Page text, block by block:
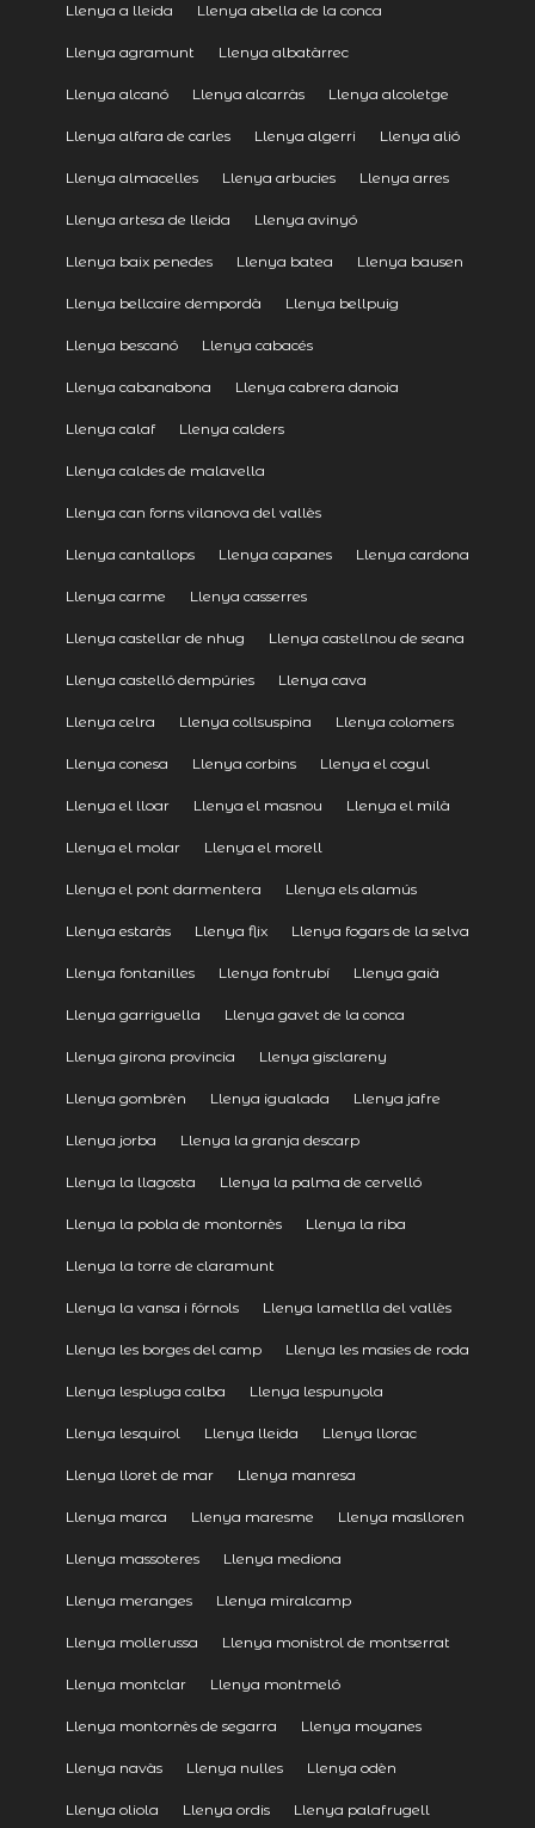
Llenya a lleida Llenya abella de la conca
Llenya agramunt Llenya albatàrrec
Llenya alcanó Llenya alcarràs Llenya alcoletge
Llenya alfara de carles Llenya algerri Llenya alió
Llenya almacelles Llenya arbucies Llenya arres
Llenya artesa de lleida Llenya avinyó
Llenya baix penedes Llenya batea Llenya bausen
Llenya bellcaire dempordà Llenya bellpuig
Llenya bescanó Llenya cabacés
Llenya cabanabona Llenya cabrera danoia
Llenya calaf Llenya calders
Llenya caldes de malavella
Llenya can forns vilanova del vallès
Llenya cantallops Llenya capanes Llenya cardona
Llenya carme Llenya casserres
Llenya castellar de nhug Llenya castellnou de seana
Llenya castelló dempúries Llenya cava
Llenya celra Llenya collsuspina Llenya colomers
Llenya conesa Llenya corbins Llenya el cogul
Llenya el lloar Llenya el masnou Llenya el milà
Llenya el molar Llenya el morell
Llenya el pont darmentera Llenya els alamús
Llenya estaràs Llenya flix Llenya fogars de la selva
Llenya fontanilles Llenya fontrubí Llenya gaià
Llenya garriguella Llenya gavet de la conca
Llenya girona provincia Llenya gisclareny
Llenya gombrèn Llenya igualada Llenya jafre
Llenya jorba Llenya la granja descarp
Llenya la llagosta Llenya la palma de cervelló
Llenya la pobla de montornès Llenya la riba
Llenya la torre de claramunt
Llenya la vansa i fórnols Llenya lametlla del vallès
Llenya les borges del camp Llenya les masies de roda
Llenya lespluga calba Llenya lespunyola
Llenya lesquirol Llenya lleida Llenya llorac
Llenya lloret de mar Llenya manresa
Llenya marca Llenya maresme Llenya maslloren
Llenya massoteres Llenya mediona
Llenya meranges Llenya miralcamp
Llenya mollerussa Llenya monistrol de montserrat
Llenya montclar Llenya montmeló
Llenya montornès de segarra Llenya moyanes
Llenya navàs Llenya nulles Llenya odèn
Llenya oliola Llenya ordis Llenya palafrugell